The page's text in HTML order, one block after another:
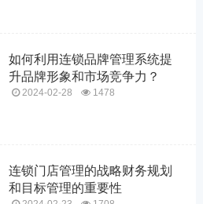
如何利用连锁品牌管理系统提
升品牌形象和市场竞争力？
2024-02-28 1478
连锁门店管理的战略财务规划
和目标管理的重要性